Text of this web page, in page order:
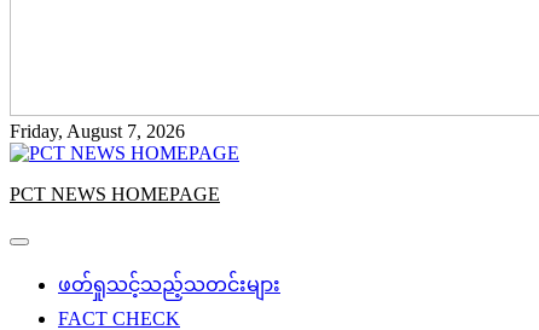
Friday, August 7, 2026
PCT NEWS HOMEPAGE
ဖတ်ရှုသင့်သည့်သတင်းများ
FACT CHECK